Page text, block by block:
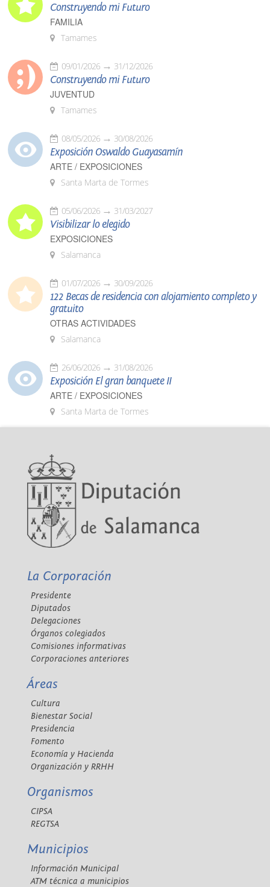
Construyendo mi Futuro
FAMILIA
Tamames
09/01/2026 31/12/2026
Construyendo mi Futuro
JUVENTUD
Tamames
08/05/2026 30/08/2026
Exposición Oswaldo Guayasamín
ARTE / EXPOSICIONES
Santa Marta de Tormes
05/06/2026 31/03/2027
Visibilizar lo elegido
EXPOSICIONES
Salamanca
01/07/2026 30/09/2026
122 Becas de residencia con alojamiento completo y
gratuito
OTRAS ACTIVIDADES
Salamanca
26/06/2026 31/08/2026
Exposición El gran banquete II
ARTE / EXPOSICIONES
Santa Marta de Tormes
La Corporación
Presidente
Diputados
Delegaciones
Órganos colegiados
Comisiones informativas
Corporaciones anteriores
Áreas
Cultura
Bienestar Social
Presidencia
Fomento
Economía y Hacienda
Organización y RRHH
Organismos
CIPSA
REGTSA
Municipios
Información Municipal
ATM técnica a municipios